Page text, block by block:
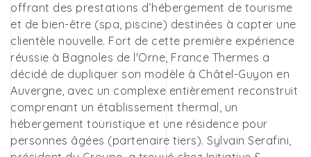
offrant des prestations d’hébergement de tourisme
et de bien-être (spa, piscine) destinées à capter une
clientèle nouvelle. Fort de cette première expérience
réussie à Bagnoles de l'Orne, France Thermes a
décidé de dupliquer son modèle à Châtel-Guyon en
Auvergne, avec un complexe entièrement reconstruit
comprenant un établissement thermal, un
hébergement touristique et une résidence pour
personnes âgées (partenaire tiers). Sylvain Serafini,